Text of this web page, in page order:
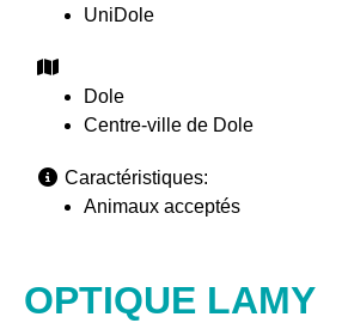
UniDole
Dole
Centre-ville de Dole
Caractéristiques:
Animaux acceptés
OPTIQUE LAMY